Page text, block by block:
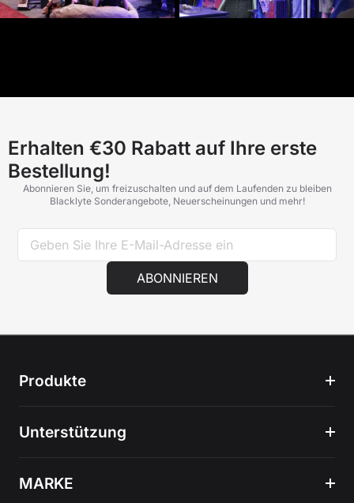
Erhalten €30 Rabatt auf Ihre erste
Bestellung!
Abonnieren Sie, um freizuschalten und auf dem Laufenden zu bleiben
Blacklyte Sonderangebote, Neuerscheinungen und mehr!
ABONNIEREN
Produkte
Unterstützung
MARKE